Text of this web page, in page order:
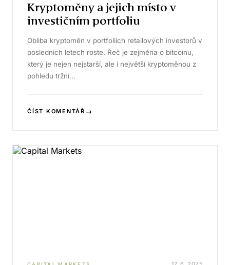
Kryptoměny a jejich místo v
investičním portfoliu
Obliba kryptoměn v portfoliích retailových investorů v
posledních letech roste. Řeč je zejména o bitcoinu,
který je nejen nejstarší, ale i největší kryptoměnou z
pohledu tržní…
ČÍST KOMENTÁŘ →